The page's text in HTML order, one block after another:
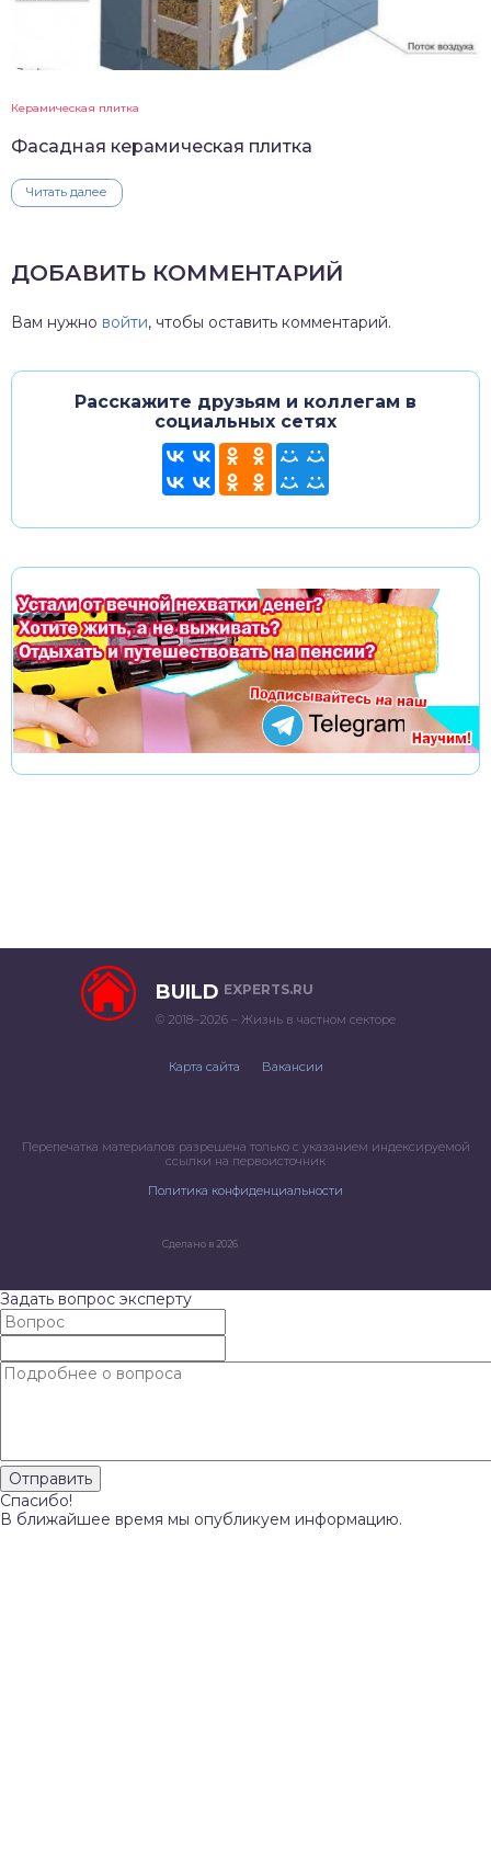
Керамическая плитка
Фасадная керамическая плитка
Читать далее
ДОБАВИТЬ КОММЕНТАРИЙ
Вам нужно войти, чтобы оставить комментарий.
Расскажите друзьям и коллегам в
социальных сетях
BUILD EXPERTS.RU
© 2018–2026 – Жизнь в частном секторе
Карта сайта Вакансии
Перепечатка материалов разрешена только с указанием индексируемой
ссылки на первоисточник
Политика конфиденциальности
Сделано в 2026
Задать вопрос эксперту
Спасибо!
В ближайшее время мы опубликуем информацию.